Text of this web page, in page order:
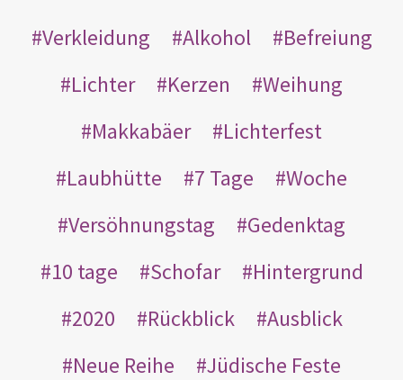
Verkleidung
Alkohol
Befreiung
Lichter
Kerzen
Weihung
Makkabäer
Lichterfest
Laubhütte
7 Tage
Woche
Versöhnungstag
Gedenktag
10 tage
Schofar
Hintergrund
2020
Rückblick
Ausblick
Neue Reihe
Jüdische Feste